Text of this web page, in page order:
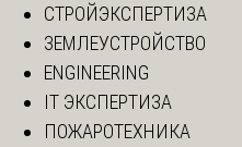
СТРОЙЭКСПЕРТИЗА
ЗЕМЛЕУСТРОЙСТВО
ENGINEERING
IT ЭКСПЕРТИЗА
ПОЖАРОТЕХНИКА